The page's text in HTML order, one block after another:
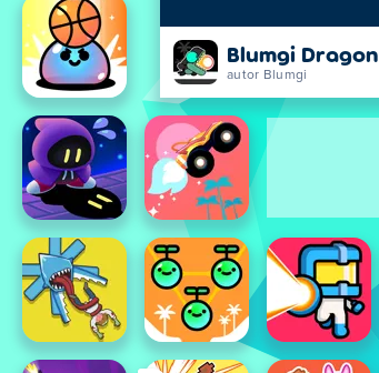
Blumgi Dragon
autor Blumgi